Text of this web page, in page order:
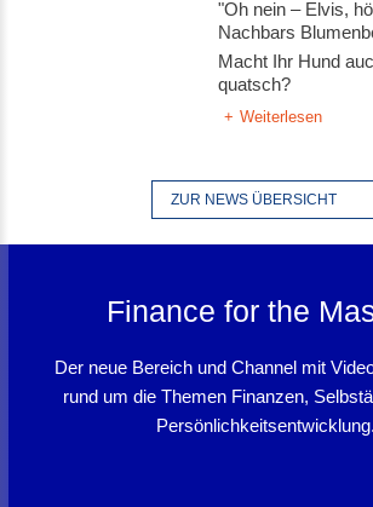
"Oh nein – Elvis,
Nachbars
Macht Ihr Hund
quatsch?
Weiterlesen
ZUR NEWS ÜBERSICHT
Finance for the
Der neue Bereich und Channel mit
rund um die Themen Finanzen,
Persönlichkeitsentwicklung.